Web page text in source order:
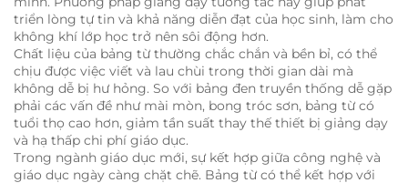
triển lòng tự tin và khả năng diễn đạt của học sinh, làm cho
không khí lớp học trở nên sôi động hơn.
Chất liệu của bảng từ thường chắc chắn và bền bỉ, có thể
chịu được việc viết và lau chùi trong thời gian dài mà
không dễ bị hư hỏng. So với bảng đen truyền thống dễ gặp
phải các vấn đề như mài mòn, bong tróc sơn, bảng từ có
tuổi thọ cao hơn, giảm tần suất thay thế thiết bị giảng dạy
và hạ thấp chi phí giáo dục.
Trong ngành giáo dục mới, sự kết hợp giữa công nghệ và
giáo dục ngày càng chặt chẽ. Bảng từ có thể kết hợp với